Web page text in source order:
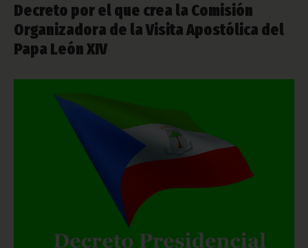
Decreto por el que crea la Comisión
Organizadora de la Visita Apostólica del
Papa León XIV